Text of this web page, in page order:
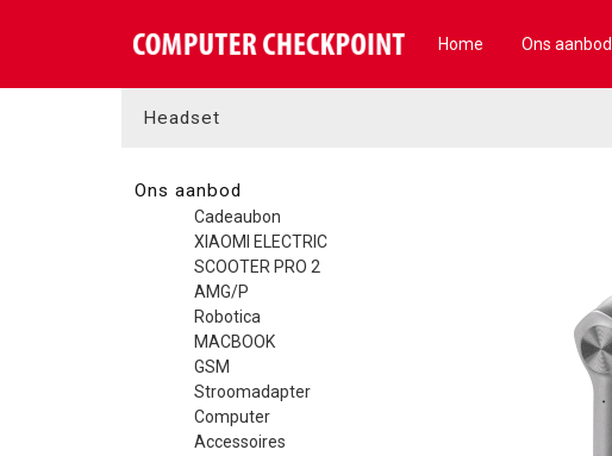
Home Ons aanbod
Headset
Ons aanbod
Cadeaubon
XIAOMI ELECTRIC
SCOOTER PRO 2
AMG/P
Robotica
MACBOOK
GSM
Stroomadapter
Computer
Accessoires